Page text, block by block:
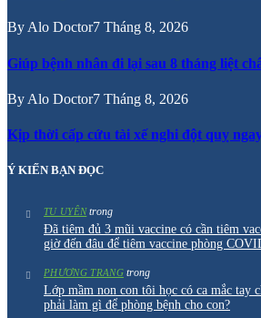
By Alo Doctor7 Tháng 8, 2026
Giúp bệnh nhân đi lại sau 8 tháng liệt
By Alo Doctor7 Tháng 8, 2026
Kịp thời cấp cứu tài xế nghi đột quỵ
Ý KIẾN BẠN ĐỌC
TU UYÊNtrong
Đã tiêm đủ 3 mũi vaccine có cần tiêm
giờ đến đâu để tiêm vaccine phòng
PHƯƠNG TRANGtrong
Lớp mầm non con tôi học có ca mắc tay
phải làm gì để phòng bệnh cho con?